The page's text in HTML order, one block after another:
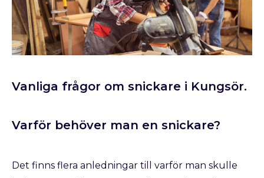
Vanliga frågor om snickare i Kungsör.
Varför behöver man en snickare?
Det finns flera anledningar till varför man skulle